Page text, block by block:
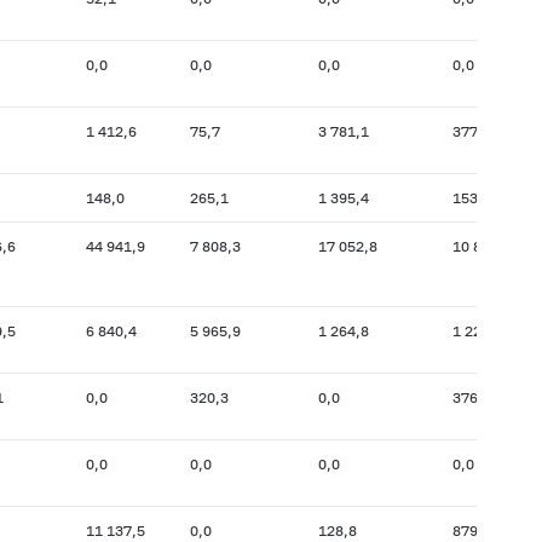
0,0 0,0 0,0 0,0
1 412,6 75,7 3 781,1 377,0
148,0 265,1 1 395,4 153,0
44 941,9 7 808,3 17 052,8 10 809,2
6 840,4 5 965,9 1 264,8 1 220,2
0,0 320,3 0,0 376,5
0,0 0,0 0,0 0,0
11 137,5 0,0 128,8 879,5